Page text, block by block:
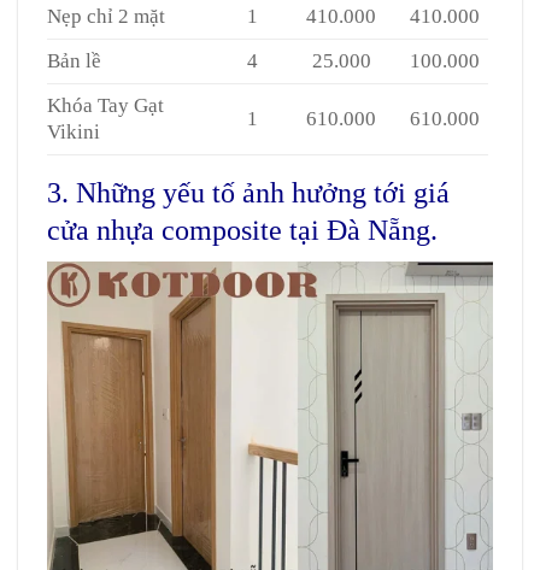
Nẹp chỉ 2 mặt 1 410.000
410.000
Bản lề
4 25.000
100.000
Khóa Tay Gạt
Vikini
1 610.000 610.000
3. Những yếu tố ảnh hưởng tới giá
cửa nhựa composite tại Đà Nẵng.